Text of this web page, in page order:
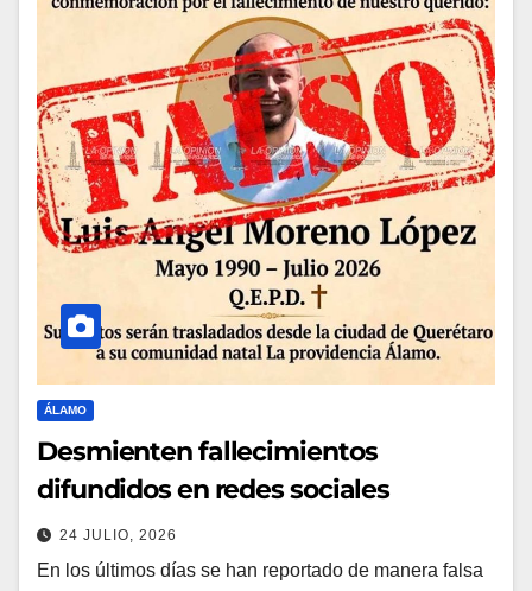
ÁLAMO
Desmienten fallecimientos
difundidos en redes sociales
24 JULIO, 2026
En los últimos días se han reportado de manera falsa